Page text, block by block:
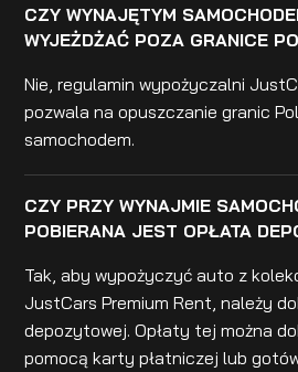
CZY WYNAJĘTYM
WYJEŻDŻAĆ POZA GRANICE
Nie, regulamin wypożyczalni
pozwala na opuszczanie granic
samochodem.
CZY PRZY WYNAJMIE
POBIERANA JEST OPŁATA
Tak, aby wypożyczyć auto z
JustCars Premium Rent, należy
depozytowej. Opłaty tej można
pomocą karty płatniczej lub